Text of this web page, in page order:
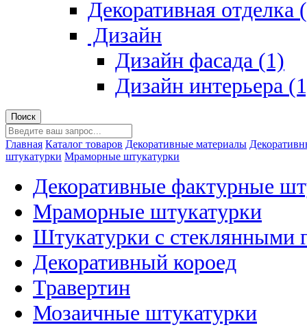
Декоративная отделка
Дизайн
Дизайн фасада (1)
Дизайн интерьера
Главная Каталог товаров Декоративные материалы
штукатурки Мраморные штукатурки
Декоративные фактурные
Мраморные штукатурки
Штукатурки с стеклянными
Декоративный короед
Травертин
Мозаичные штукатурки